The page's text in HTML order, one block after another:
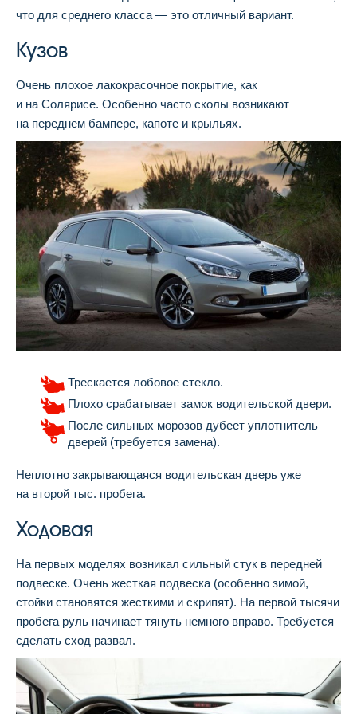
что для среднего класса — это отличный вариант.
Кузов
Очень плохое лакокрасочное покрытие, как
и на Солярисе. Особенно часто сколы возникают
на переднем бампере, капоте и крыльях.
Трескается лобовое стекло.
Плохо срабатывает замок водительской двери.
После сильных морозов дубеет уплотнитель
дверей (требуется замена).
Неплотно закрывающаяся водительская дверь уже
на второй тыс. пробега.
Ходовая
На первых моделях возникал сильный стук в передней
подвеске. Очень жесткая подвеска (особенно зимой,
стойки становятся жесткими и скрипят). На первой тысячи
пробега руль начинает тянуть немного вправо. Требуется
сделать сход развал.